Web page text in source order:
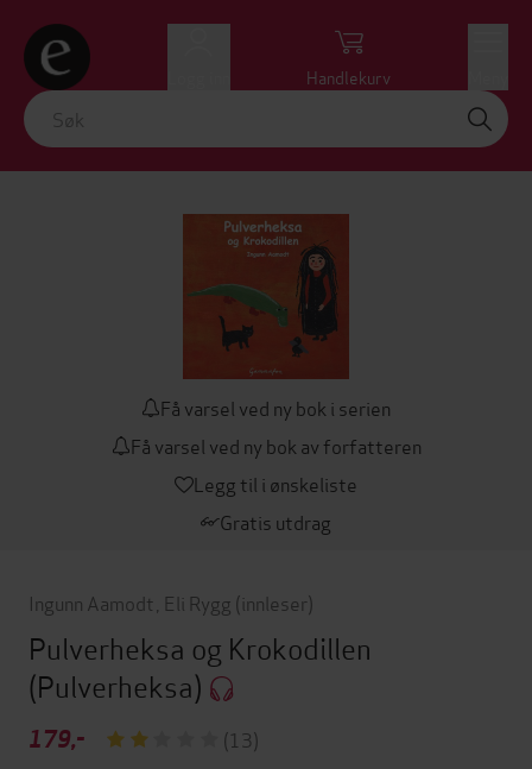
Handlekurv
Få varsel ved ny bok i serien
Få varsel ved ny bok av forfatteren
Legg til i ønskeliste
Gratis utdrag
Ingunn Aamodt Eli Rygg (innleser)
Pulverheksa og Krokodillen
(Pulverheksa)
179,- (13)